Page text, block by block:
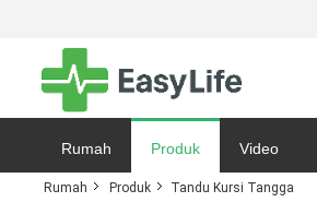
Rumah Produk Video
Rumah Produk Tandu Kursi Tangga